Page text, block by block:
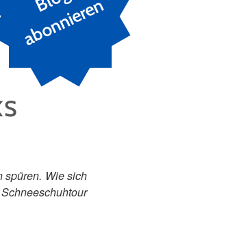
n
spüren. Wie sich